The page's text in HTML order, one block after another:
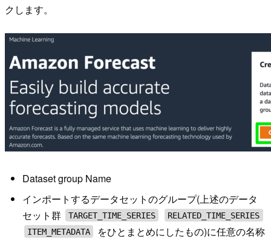
クします。
Dataset group Name
インポートするデータセットのグループ(上述のデータ
セット群
TARGET_TIME_SERIES
RELATED_TIME_SERIES
ITEM_METADATA
をひとまとめにしたもの)に任意の名称